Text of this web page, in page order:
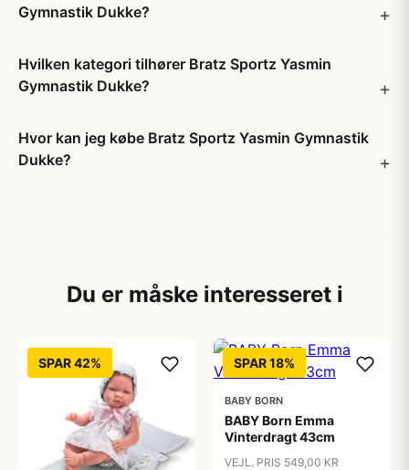
Gymnastik Dukke?
Hvilken kategori tilhører Bratz Sportz Yasmin
Gymnastik Dukke?
Hvor kan jeg købe Bratz Sportz Yasmin Gymnastik
Dukke?
Du er måske interesseret i
SPAR 42% SPAR 18%
BABY BORN
BABY Born Emma
Vinterdragt 43cm
VEJL. PRIS 549,00 KR